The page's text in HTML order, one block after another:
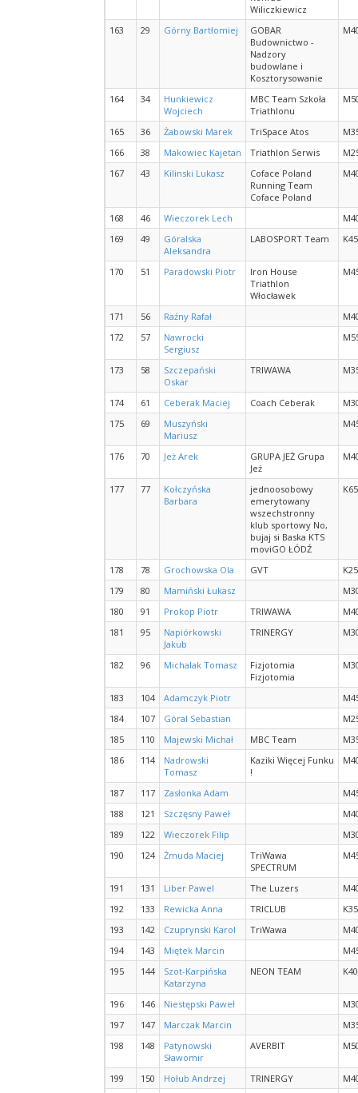
Wiliczkiewicz
163
29 Górny Bartłomiej
GOBAR
Budownictwo -
Nadzory
budowlane i
Kosztorysowanie
164 34
Hunkiewicz
Wojciech
MBC Team Szkoła
Triathlonu
165 36 Żabowski Marek TriSpace Atos
166
38 Makowiec Kajetan Triathlon Serwis
167
43 Kilinski Lukasz
Coface Poland
Running Team
Coface Poland
168 46 Wieczorek Lech
169
49
Góralska
Aleksandra
LABOSPORT Team K45
170 51 Paradowski Piotr
Iron House
Triathlon
Włocławek
171 56 Raźny Rafał
172
57
Nawrocki
Sergiusz
173 58
Szczepański
Oskar
TRIWAWA
174 61 Ceberak Maciej Coach Ceberak
175
69
Muszyński
Mariusz
176 70 Jeż Arek
GRUPA JEŻ Grupa
Jeż
177 77
Kołczyńska
Barbara
jednoosobowy
emerytowany
wszechstronny
klub sportowy No,
bujaj si Baska KTS
moviGO ŁÓDŹ
K65
178 78 Grochowska Ola GVT
K25
179
80 Mamiński Łukasz
180
91 Prokop Piotr TRIWAWA
181
95
Napiórkowski
Jakub
TRINERGY
182 96 Michalak Tomasz
Fizjotomia
Fizjotomia
183 104 Adamczyk Piotr
184
107 Góral Sebastian
185
110 Majewski Michał MBC Team
186
114
Nadrowski
Tomasz
Kaziki Więcej Funku
!
187 117 Zasłonka Adam
188
121 Szczęsny Paweł
189
122 Wieczorek Filip
190
124 Żmuda Maciej
TriWawa
SPECTRUM
191 131 Liber Pawel The Luzers
192
133 Rewicka Anna TRICLUB
K35
193
142 Czuprynski Karol TriWawa
194
143 Miętek Marcin
195
144
Szot-Karpińska
Katarzyna
NEON TEAM K40
196 146 Niestępski Paweł
197
147 Marczak Marcin
198
148
Patynowski
Sławomir
AVERBIT
199 150 Hołub Andrzej TRINERGY